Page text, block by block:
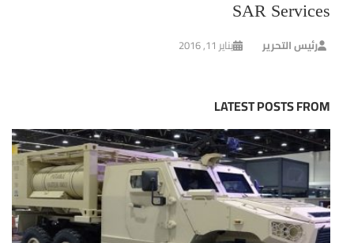
SAR Services
رئيس التحرير يناير 11, 2016
LATEST POSTS FROM